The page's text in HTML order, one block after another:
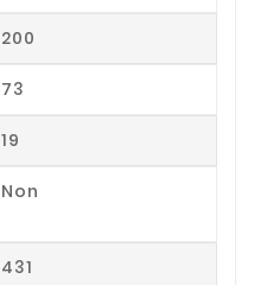
200
73
19
Non
431